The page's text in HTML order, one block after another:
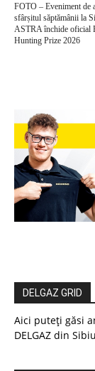
FOTO – Eveniment de
sfârșitul săptămânii la
ASTRA închide oficial
Hunting Prize 2026
DELGAZ GRID
Aici puteți găsi
DELGAZ din